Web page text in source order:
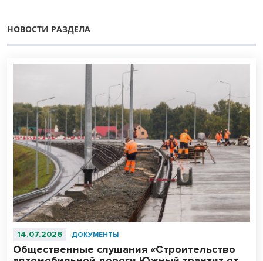
НОВОСТИ РАЗДЕЛА
14.07.2026 ДОКУМЕНТЫ
Общественные слушания «Строительство